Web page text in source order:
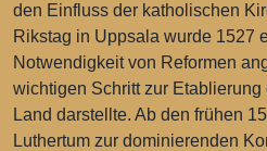
den Einfluss der katholischen
Rikstag in Uppsala wurde 1527
Notwendigkeit von Reformen
wichtigen Schritt zur
Land darstellte. Ab den frühen
Luthertum zur dominierenden